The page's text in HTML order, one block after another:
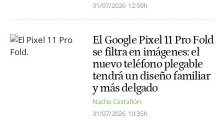
31/07/2026 12:59h
El Google Pixel 11 Pro Fold
se filtra en imágenes: el
nuevo teléfono plegable
tendrá un diseño familiar
y más delgado
Nacho Castañón
31/07/2026 10:35h